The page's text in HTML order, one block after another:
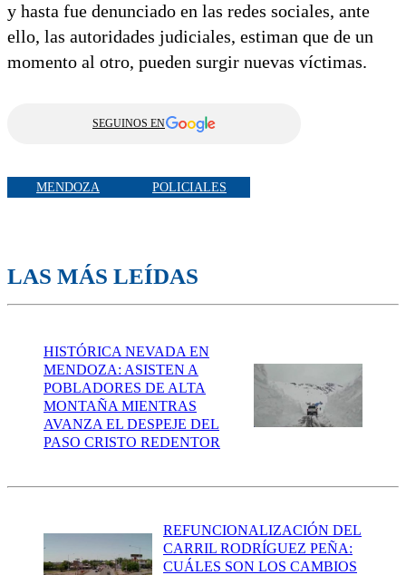
y hasta fue denunciado en las redes sociales, ante
ello, las autoridades judiciales, estiman que de un
momento al otro, pueden surgir nuevas víctimas.
SEGUINOS EN
MENDOZA POLICIALES
LAS MÁS LEÍDAS
HISTÓRICA NEVADA EN
MENDOZA: ASISTEN A
POBLADORES DE ALTA
MONTAÑA MIENTRAS
AVANZA EL DESPEJE DEL
PASO CRISTO REDENTOR
REFUNCIONALIZACIÓN DEL
CARRIL RODRÍGUEZ PEÑA:
CUÁLES SON LOS CAMBIOS